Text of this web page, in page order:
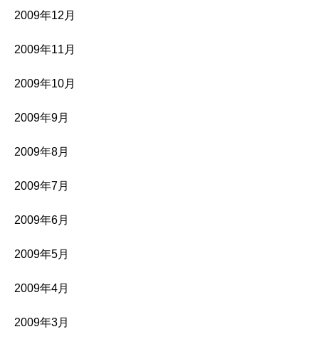
2009年12月
2009年11月
2009年10月
2009年9月
2009年8月
2009年7月
2009年6月
2009年5月
2009年4月
2009年3月